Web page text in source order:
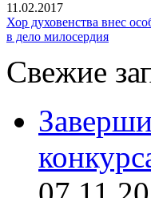
11.02.2017
Хор духовенства внес
в дело милосердия
Свежие